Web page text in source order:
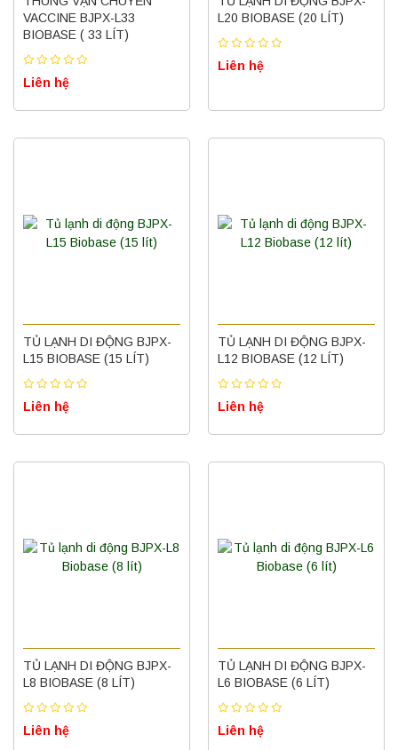
VACCINE BJPX-L33
BIOBASE ( 33 LÍT)
Liên hệ
L20 BIOBASE (20 LÍT)
Liên hệ
TỦ LẠNH DI ĐỘNG BJPX-
L15 BIOBASE (15 LÍT)
Liên hệ
TỦ LẠNH DI ĐỘNG BJPX-
L12 BIOBASE (12 LÍT)
Liên hệ
TỦ LẠNH DI ĐỘNG BJPX-
L8 BIOBASE (8 LÍT)
Liên hệ
TỦ LẠNH DI ĐỘNG BJPX-
L6 BIOBASE (6 LÍT)
Liên hệ